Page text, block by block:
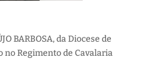
BARBOSA, da Diocese de
no Regimento de Cavalaria